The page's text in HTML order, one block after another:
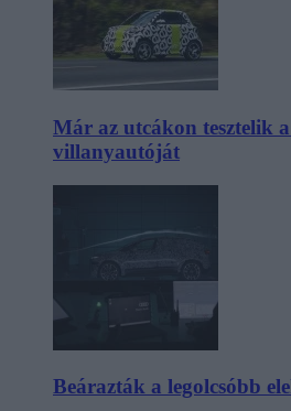
Már az utcákon tesztelik
villanyautóját
Beárazták a legolcsóbb